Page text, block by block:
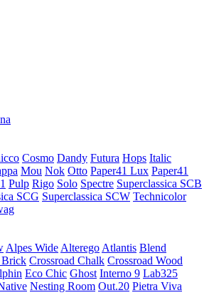
Cosmo Dandy Futura Hops Italic
Mou Nok Otto Paper41 Lux Paper41
Pulp Rigo Solo Spectre Superclassica SCB
SCG Superclassica SCW Technicolor
Alpes Wide Alterego Atlantis Blend
Brick Crossroad Chalk Crossroad Wood
Eco Chic Ghost Interno 9 Lab325
Nesting Room Out.20 Pietra Viva